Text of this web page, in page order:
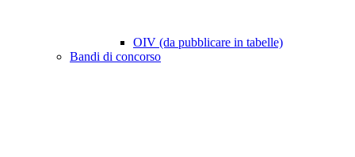
OIV (da pubblicare in tabelle)
Bandi di concorso